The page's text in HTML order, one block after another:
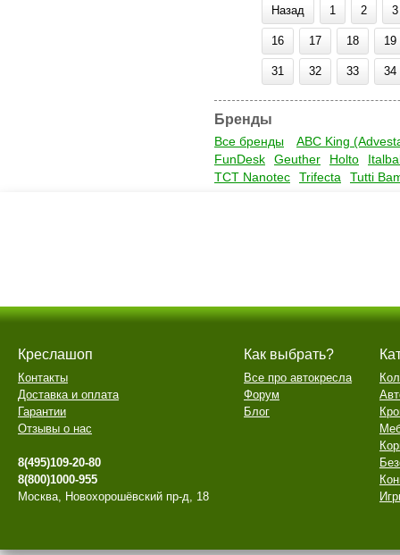
Назад 1 2 3
16 17 18 19
31 32 33 34
Бренды
Все бренды
ABC King
FunDesk
Geuther Holto
TCT Nanotec
Trifecta Tutti
Креслашоп
Контакты
Доставка и оплата
Гарантии
Отзывы о нас
8(495)109-20-80
8(800)1000-955
Москва, Новохорошёвский пр-д, 18
Как выбрать?
Все про автокресла
Форум
Блог